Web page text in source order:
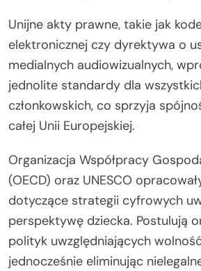
Unijne akty prawne, takie jak
elektronicznej czy dyrektywa o
medialnych audiowizualnych,
jednolite standardy dla
członkowskich, co sprzyja
całej Unii Europejskiej.
Organizacja Współpracy
(OECD) oraz UNESCO
dotyczące strategii cyfrowych
perspektywę dziecka. Postulują
polityk uwzględniających
jednocześnie eliminując